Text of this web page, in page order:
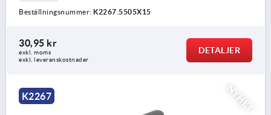
Beställningsnummer: K2267.5505X15
30,95 kr
exkl. moms
exkl. leveranskostnader
DETALJER
NYHET
K2267